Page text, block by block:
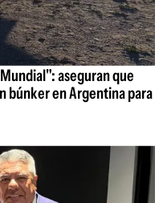
aseguran que
búnker en Argentina para